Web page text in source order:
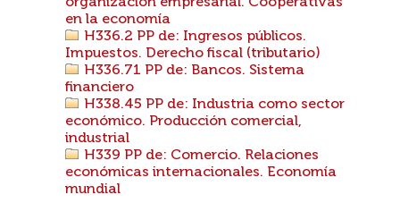
en la economía
H336.2 PP de: Ingresos públicos.
Impuestos. Derecho fiscal (tributario)
H336.71 PP de: Bancos. Sistema
financiero
H338.45 PP de: Industria como sector
económico. Producción comercial,
industrial
H339 PP de: Comercio. Relaciones
económicas internacionales. Economía
mundial